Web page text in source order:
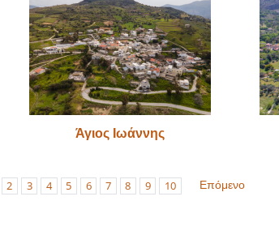
Άγιος Ιωάννης
2 3 4 5 6 7 8 9 10 Επόμενο